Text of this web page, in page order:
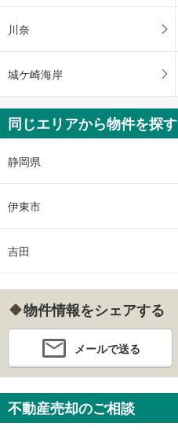
川奈
城ケ崎海岸
同じエリアから物件を探す
静岡県
伊東市
吉田
物件情報をシェアする
メールで送る
不動産売却のご相談